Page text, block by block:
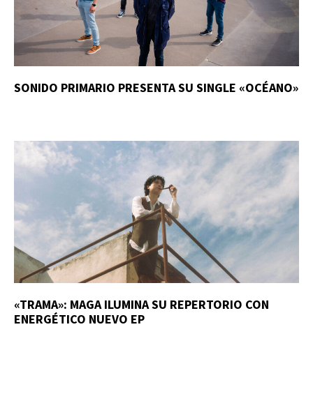
SONIDO PRIMARIO PRESENTA SU SINGLE «OCÉANO»
«TRAMA»: MAGA ILUMINA SU REPERTORIO CON
ENERGÉTICO NUEVO EP